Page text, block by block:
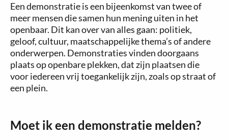
Een demonstratie is een bijeenkomst van twee of
meer mensen die samen hun mening uiten in het
openbaar. Dit kan over van alles gaan: politiek,
geloof, cultuur, maatschappelijke thema’s of andere
onderwerpen. Demonstraties vinden doorgaans
plaats op openbare plekken, dat zijn plaatsen die
voor iedereen vrij toegankelijk zijn, zoals op straat of
een plein.
Moet ik een demonstratie melden?